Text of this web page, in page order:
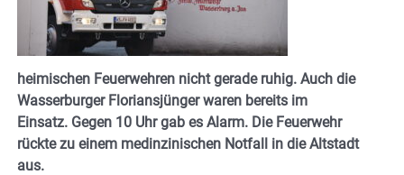
heimischen Feuerwehren nicht gerade ruhig. Auch die
Wasserburger Floriansjünger waren bereits im
Einsatz. Gegen 10 Uhr gab es Alarm. Die Feuerwehr
rückte zu einem medinzinischen Notfall in die Altstadt
aus.